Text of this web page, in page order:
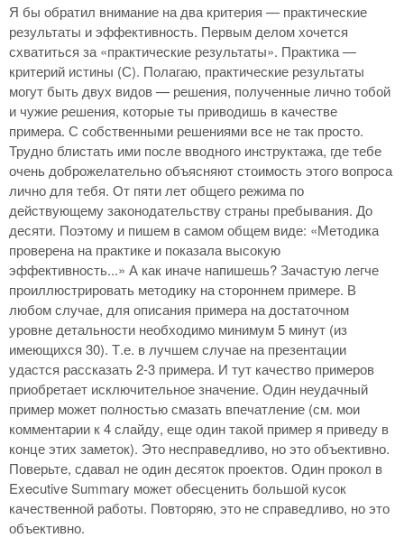
Я бы обратил внимание на два критерия — практические
результаты и эффективность. Первым делом хочется
схватиться за «практические результаты». Практика —
критерий истины (С). Полагаю, практические результаты
могут быть двух видов — решения, полученные лично тобой
и чужие решения, которые ты приводишь в качестве
примера. С собственными решениями все не так просто.
Трудно блистать ими после вводного инструктажа, где тебе
очень доброжелательно объясняют стоимость этого вопроса
лично для тебя. От пяти лет общего режима по
действующему законодательству страны пребывания. До
десяти. Поэтому и пишем в самом общем виде: «Методика
проверена на практике и показала высокую
эффективность...» А как иначе напишешь? Зачастую легче
проиллюстрировать методику на стороннем примере. В
любом случае, для описания примера на достаточном
уровне детальности необходимо минимум 5 минут (из
имеющихся 30). Т.е. в лучшем случае на презентации
удастся рассказать 2-3 примера. И тут качество примеров
приобретает исключительное значение. Один неудачный
пример может полностью смазать впечатление (см. мои
комментарии к 4 слайду, еще один такой пример я приведу в
конце этих заметок). Это несправедливо, но это объективно.
Поверьте, сдавал не один десяток проектов. Один прокол в
Executive Summary может обесценить большой кусок
качественной работы. Повторяю, это не справедливо, но это
объективно.